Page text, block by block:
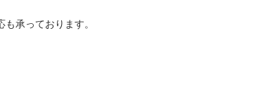
承っております。